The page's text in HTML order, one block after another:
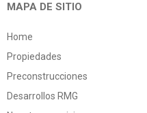
MAPA DE SITIO
Home
Propiedades
Preconstrucciones
Desarrollos RMG